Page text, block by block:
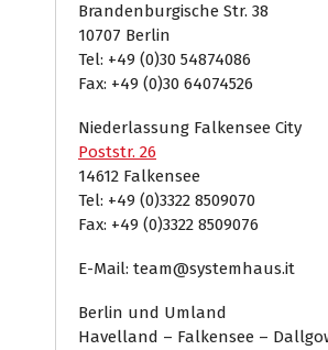
Brandenburgische Str. 38
10707 Berlin
Tel: +49 (0)30 54874086
Fax: +49 (0)30 64074526
Niederlassung Falkensee City
Poststr. 26
14612 Falkensee
Tel: +49 (0)3322 8509070
Fax: +49 (0)3322 8509076
E-Mail: team@systemhaus.it
Berlin und Umland
Havelland – Falkensee –